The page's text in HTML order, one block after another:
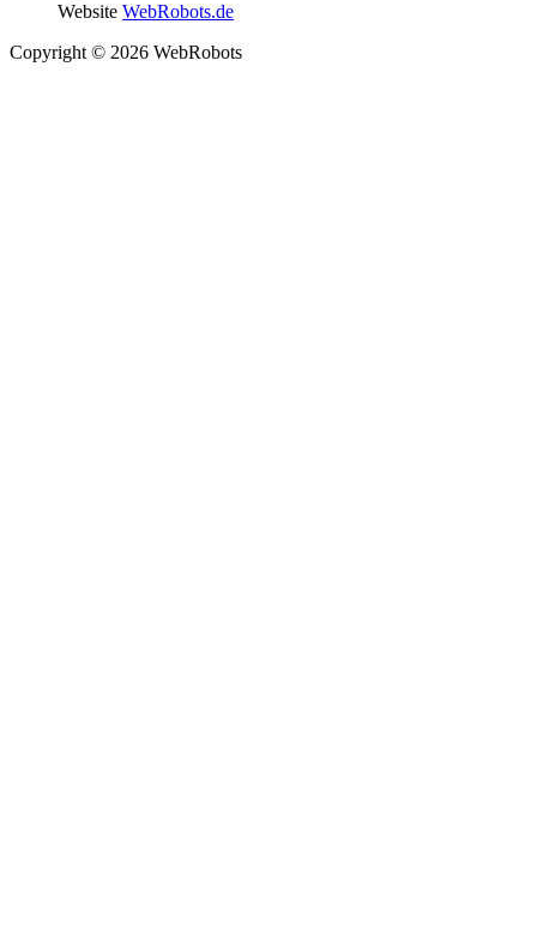
Website WebRobots.de
Copyright © 2026 WebRobots